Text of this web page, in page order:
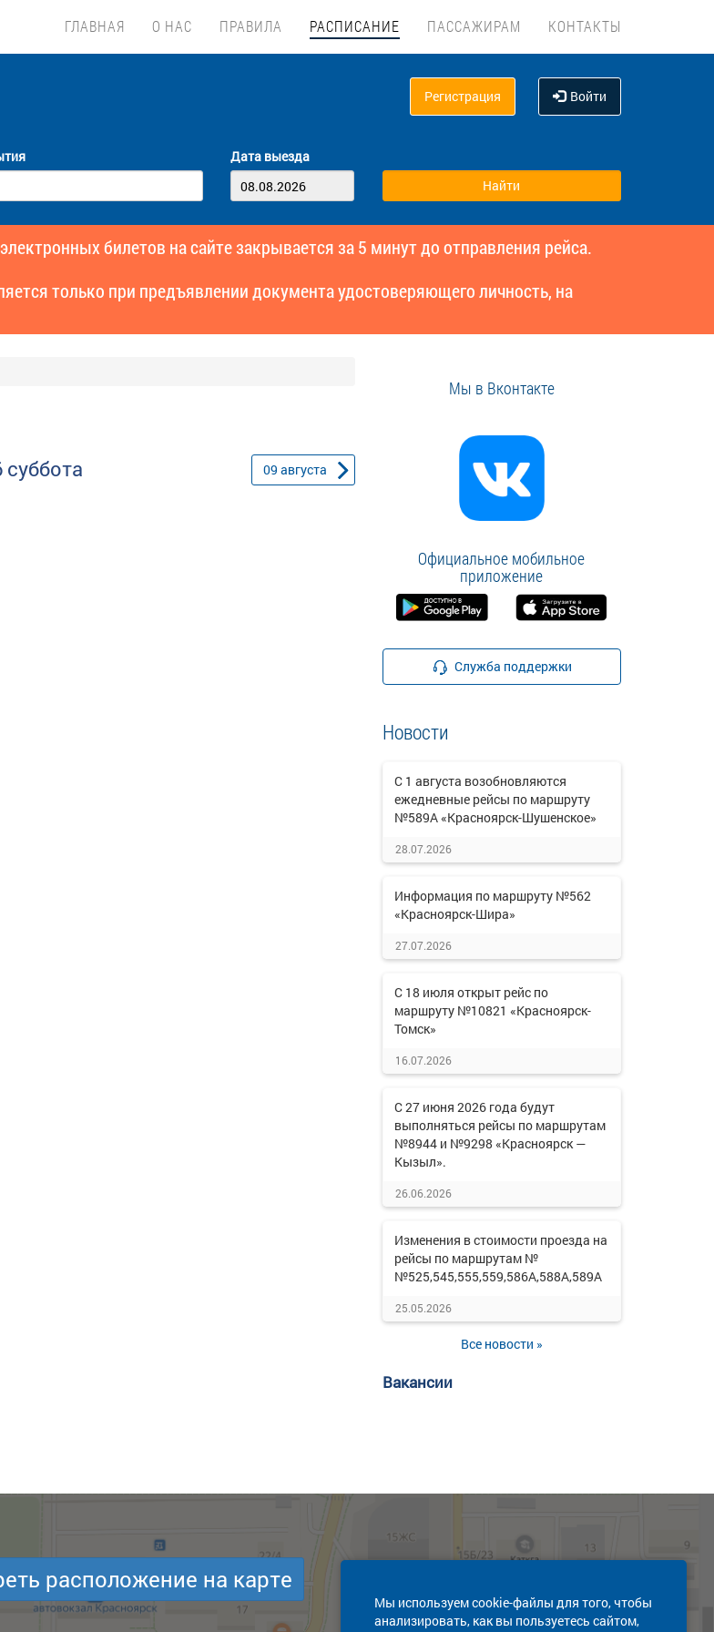
ГЛАВНАЯ О НАС ПРАВИЛА РАСПИСАНИЕ ПАССАЖИРАМ КОНТАКТЫ
Регистрация Войти
Дата выезда
билетов на сайте закрывается за 5 минут до отправления рейса.
только при предъявлении документа удостоверяющего личность, на
суббота 09 августа
Мы в Вконтакте
Официальное мобильное
приложение
Служба поддержки
Новости
С 1 августа возобновляются
ежедневные рейсы по маршруту
№589А «Красноярск-Шушенское»
28.07.2026
Информация по маршруту №562
«Красноярск-Шира»
27.07.2026
С 18 июля открыт рейс по
маршруту №10821 «Красноярск-
Томск»
16.07.2026
С 27 июня 2026 года будут
выполняться рейсы по маршрутам
№8944 и №9298 «Красноярск —
Кызыл».
26.06.2026
Изменения в стоимости проезда на
рейсы по маршрутам №
№525,545,555,559,586А,588А,589А
25.05.2026
Все новости »
Вакансии
Мы используем cookie-файлы для того, чтобы
анализировать, как вы пользуетесь сайтом,
расположение на карте